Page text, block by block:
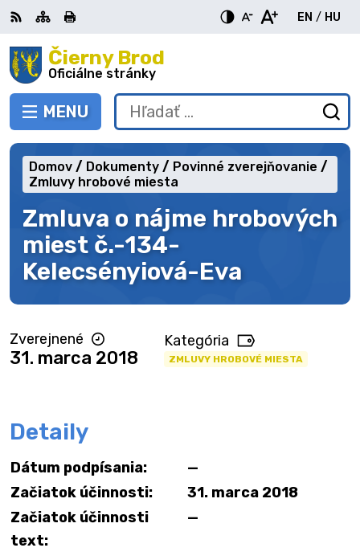
Preskočiť
na
obsah Čierny Brod
Oficiálne stránky
PREPNÚŤ
MENU
RSS MapaTlačiť
EN
English
/ HU
Hľadať:
Zmluva o nájme hrobových
miest č.-134-
Kelecsényiová-Eva
Domov Dokumenty
Povinné zverejňovanie
Zmluvy hrobové miesta
Zverejnené
31. marca 2018
Kategória
ZMLUVY HROBOVÉ MIESTA
Detaily
Dátum podpísania:
—
Začiatok účinnosti:
31. marca 2018
Začiatok účinnosti
text:
—